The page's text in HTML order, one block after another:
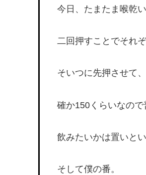
今日、たまたま喉乾
二回押すことでそれ
そいつに先押させて
確か150くらいなので
飲みたいかは置いとい
そして僕の番。